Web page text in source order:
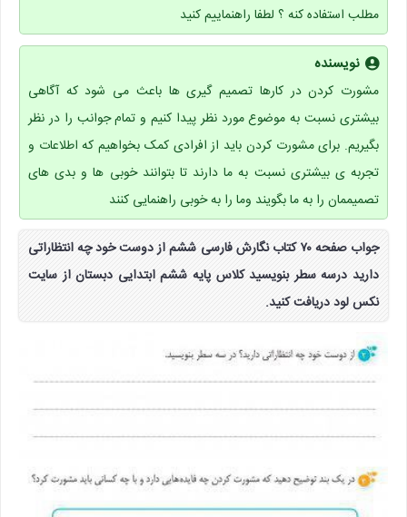
مطلب استفاده کنه ؟ لطفا راهنماییم کنید
نویسنده
مشورت کردن در کارها تصمیم گیری ها باعث می شود که آگاهی
بیشتری نسبت به موضوع مورد نظر پیدا کنیم و تمام جوانب را در نظر
بگیریم. برای مشورت کردن باید از افرادی کمک بخواهیم که اطلاعات و
تجربه ی بیشتری نسبت به ما دارند تا بتوانند خوبی ها و بدی های
تصمیممان را به ما بگویند وما را به خوبی راهنمایی کنند
جواب صفحه ۷۰ کتاب نگارش فارسی ششم از دوست خود چه انتظاراتی
دارید درسه سطر بنویسید کلاس پایه ششم ابتدایی دبستان از سایت
نکس لود دریافت کنید.